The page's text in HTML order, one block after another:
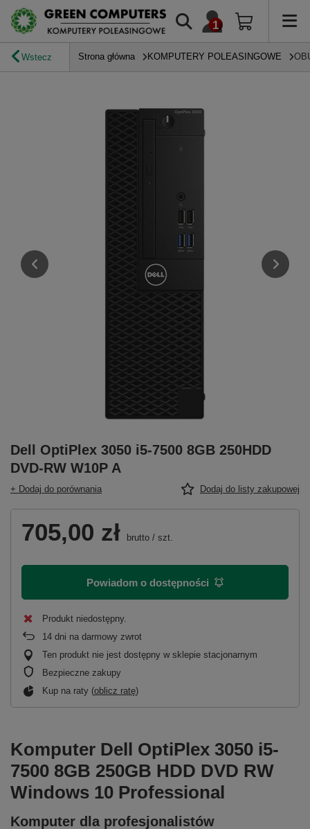
Wstecz Strona główna KOMPUTERY POLEASINGOWE
Dell OptiPlex 3050 i5-7500 8GB 250HDD
DVD-RW W10P A
+ Dodaj do porównania Dodaj do listy zakupowej
705,00 zł brutto / szt.
Powiadom o dostępności
Produkt niedostępny
14 dni na darmowy zwrot
Ten produkt nie jest dostępny w sklepie stacjonarnym
Bezpieczne zakupy
Kup na raty (oblicz ratę)
Komputer Dell OptiPlex 3050 i5-
7500 8GB 250GB HDD DVD RW
Windows 10 Professional
Komputer dla profesjonalistów